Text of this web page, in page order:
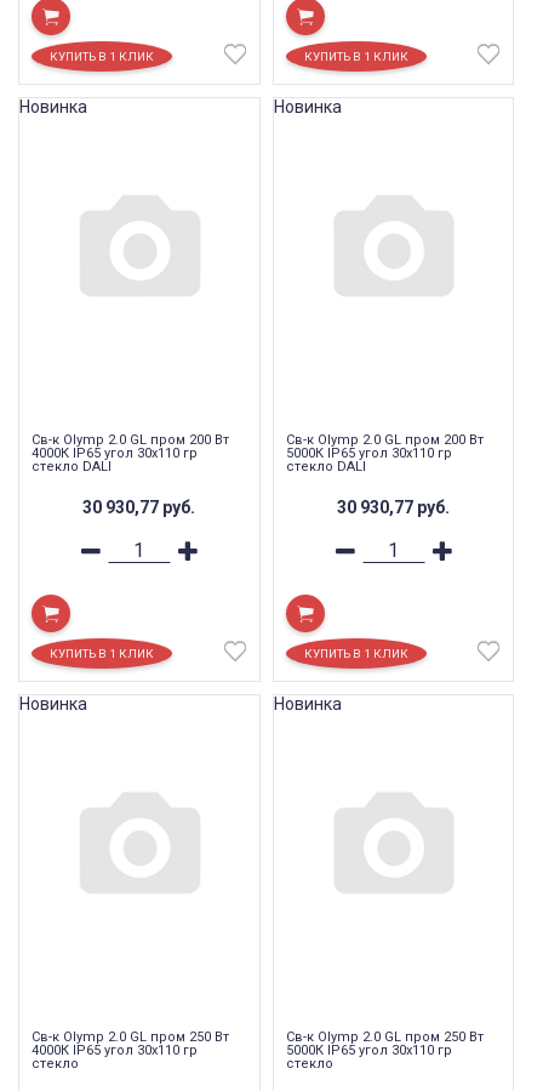
Св-к Olymp 2.0 GL пром 200 Вт
4000К IP65 угол 30x110 гр
стекло DALI
30 930,77 руб.
Новинка
Св-к Olymp 2.0 GL пром 200 Вт
5000К IP65 угол 30x110 гр
стекло DALI
30 930,77 руб.
Новинка
Св-к Olymp 2.0 GL пром 250 Вт
4000К IP65 угол 30x110 гр
стекло
Новинка
Св-к Olymp 2.0 GL пром 250 Вт
5000К IP65 угол 30x110 гр
стекло
Новинка